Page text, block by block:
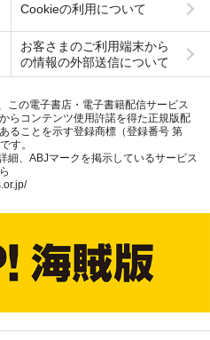
Cookieの利用について
お客さまのご利用端末から
の情報の外部送信について
この電子書店・電子書籍配信サービス
らコンテンツ使用許諾を得た正規版配
ることを示す登録商標（登録番号 第
す。
細、ABJマークを掲示しているサービス